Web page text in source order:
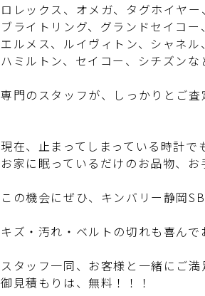
ロレックス、オメガ、タグホイヤー、
ブライトリング、グランドセイコ
エルメス、ルイヴィトン、シャネル
ハミルトン、セイコー、シチズンな
専門のスタッフが、しっかりとご
現在、止まってしまっている時計で
お家に眠っているだけのお品物、
この機会にぜひ、キンバリー静岡
キズ・汚れ・ベルトの切れも喜んで
スタッフ一同、お客様と一緒にご
御見積もりは、無料！！！